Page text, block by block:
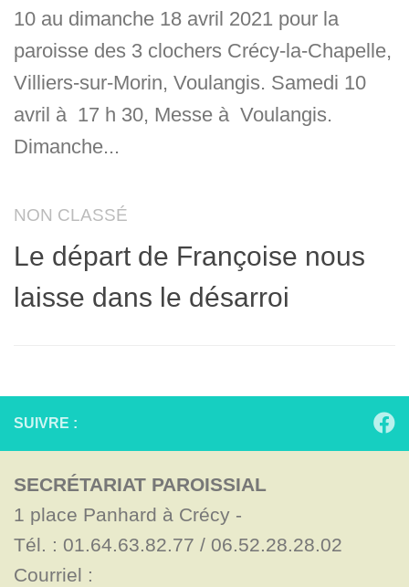
10 au dimanche 18 avril 2021 pour la
paroisse des 3 clochers Crécy-la-Chapelle,
Villiers-sur-Morin, Voulangis. Samedi 10
avril à 17 h 30, Messe à Voulangis.
Dimanche...
NON CLASSÉ
Le départ de Françoise nous
laisse dans le désarroi
SUIVRE :
SECRÉTARIAT PAROISSIAL
1 place Panhard à Crécy -
Tél. : 01.64.63.82.77 / 06.52.28.28.02
Courriel :